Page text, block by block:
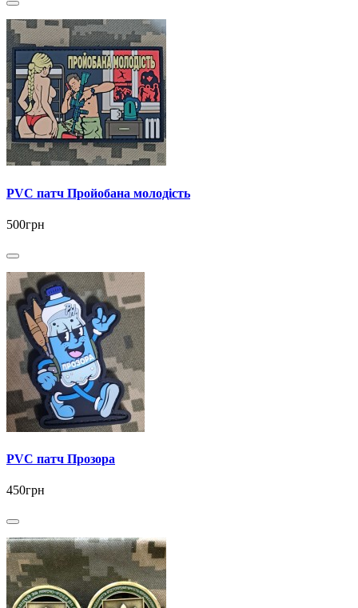
PVC патч Пройобана молодість
500грн
PVC патч Прозора
450грн